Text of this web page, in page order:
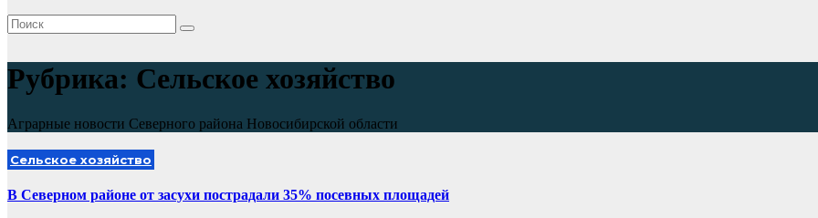
Рубрика: Сельское хозяйство
Аграрные новости Северного района Новосибирской области
Сельское хозяйство
В Северном районе от засухи пострадали 35% посевных площадей